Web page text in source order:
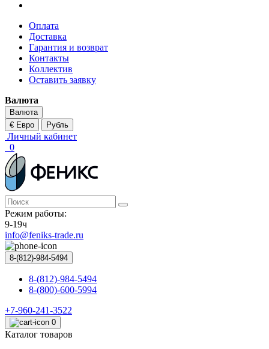
Оплата
Доставка
Гарантия и возврат
Контакты
Коллектив
Оставить заявку
Валюта
Валюта
€ Евро
Рубль
Личный кабинет
0
Режим работы:
9-19ч
info@feniks-trade.ru
8-(812)-984-5494
8-(812)-984-5494
8-(800)-600-5994
+7-960-241-3522
0
Каталог товаров